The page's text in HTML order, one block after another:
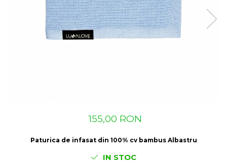
Suzete Silicon
Try It Bibs Denmark
155,00 RON
Paturica de infasat din 100% cv bambus Albastru
IN STOC